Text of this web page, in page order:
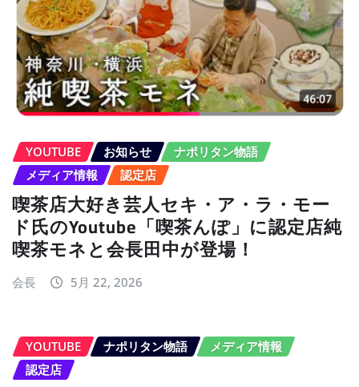
YOUTUBE お知らせ
ナポリタン物語
メディア情報
認定店
喫茶店大好き芸人セキ・ア・ラ・モー
ド氏のYoutube「喫茶んぽ」に認定店純
喫茶モネと会長田中が登場！
会長 5月 22, 2026
YOUTUBE ナポリタン物語
メディア情報
認定店